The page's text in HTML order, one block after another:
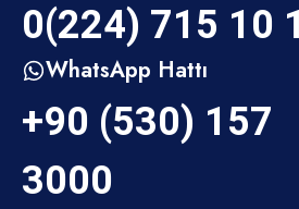
0(224) 715 10
WhatsApp Hattı
+90 (530) 157
3000